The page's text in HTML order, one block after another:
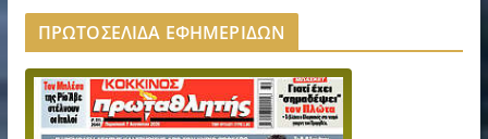
ΠΡΩΤΟΣΕΛΙΔΑ ΕΦΗΜΕΡΙΔΩΝ